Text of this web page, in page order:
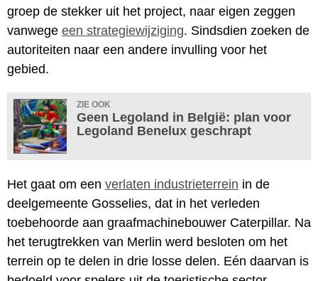
groep de stekker uit het project, naar eigen zeggen
vanwege een strategiewijziging. Sindsdien zoeken de
autoriteiten naar een andere invulling voor het
gebied.
ZIE OOK
Geen Legoland in België: plan voor
Legoland Benelux geschrapt
Het gaat om een verlaten industrieterrein in de
deelgemeente Gosselies, dat in het verleden
toebehoorde aan graafmachinebouwer Caterpillar. Na
het terugtrekken van Merlin werd besloten om het
terrein op te delen in drie losse delen. Eén daarvan is